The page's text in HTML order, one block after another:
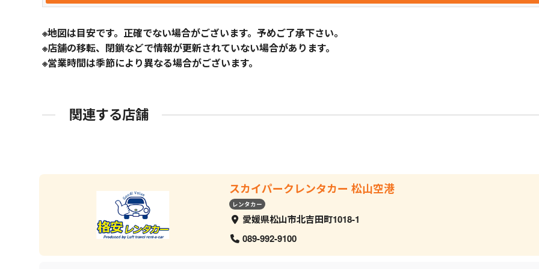
※地図は目安です。正確でない場合がございます。予めご了承下さい。
※店舗の移転、閉鎖などで情報が更新されていない場合があります。
※営業時間は季節により異なる場合がございます。
関連する店舗
スカイパークレンタカー 松山空港
レンタカー
愛媛県松山市北吉田町1018-1
089-992-9100